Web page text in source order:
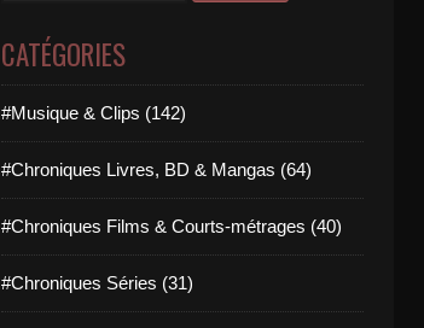
CATÉGORIES
#Musique & Clips (142)
#Chroniques Livres, BD & Mangas (64)
#Chroniques Films & Courts-métrages (40)
#Chroniques Séries (31)